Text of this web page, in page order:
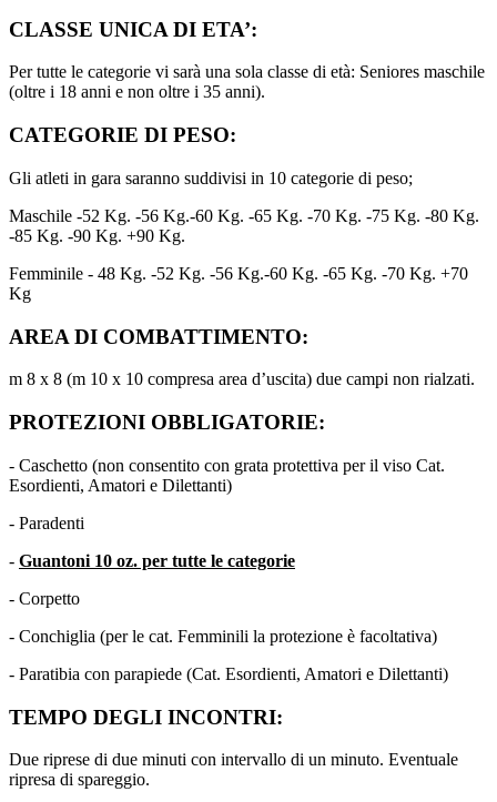
CLASSE UNICA DI ETA’:
Per tutte le categorie vi sarà una sola classe di età: Seniores maschile
(oltre i 18 anni e non oltre i 35 anni).
CATEGORIE DI PESO:
Gli atleti in gara saranno suddivisi in 10 categorie di peso;
Maschile -52 Kg. -56 Kg.-60 Kg. -65 Kg. -70 Kg. -75 Kg. -80 Kg.
-85 Kg. -90 Kg. +90 Kg.
Femminile - 48 Kg. -52 Kg. -56 Kg.-60 Kg. -65 Kg. -70 Kg. +70
Kg
AREA DI COMBATTIMENTO:
m 8 x 8 (m 10 x 10 compresa area d’uscita) due campi non rialzati.
PROTEZIONI OBBLIGATORIE:
- Caschetto (non consentito con grata protettiva per il viso Cat.
Esordienti, Amatori e Dilettanti)
- Paradenti
- Guantoni 10 oz. per tutte le categorie
- Corpetto
- Conchiglia (per le cat. Femminili la protezione è facoltativa)
- Paratibia con parapiede (Cat. Esordienti, Amatori e Dilettanti)
TEMPO DEGLI INCONTRI:
Due riprese di due minuti con intervallo di un minuto. Eventuale
ripresa di spareggio.